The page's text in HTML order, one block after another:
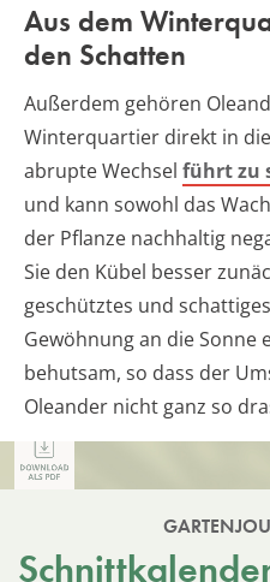
Aus dem
den Schatten
Außerdem gehören
Winterquartier direkt in
abrupte Wechsel führt zu
und kann sowohl das
der Pflanze nachhaltig
Sie den Kübel besser
geschütztes und
Gewöhnung an die Sonne
behutsam, so dass der
Oleander nicht ganz so